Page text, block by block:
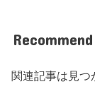
Recommend
関連記事は見つ